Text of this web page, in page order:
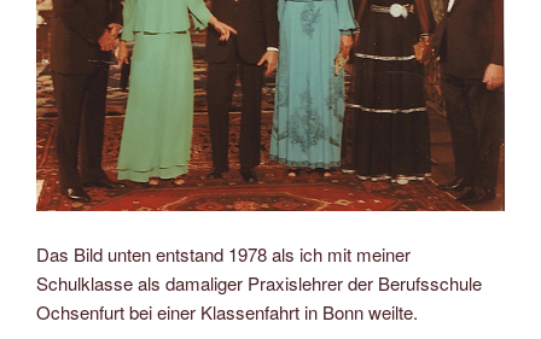
Das Bild unten entstand 1978 als ich mit meiner
Schulklasse als damaliger Praxislehrer der Berufsschule
Ochsenfurt bei einer Klassenfahrt in Bonn weilte.